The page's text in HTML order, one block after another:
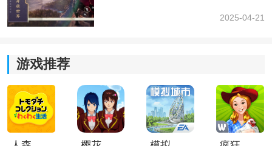
2025-04-21
游戏推荐